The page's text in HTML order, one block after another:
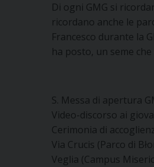
Di ogni GMG si
ricordano anche le
Francesco durante la
ha posto, un seme
S. Messa di apertura
Video-discorso ai
Cerimonia di
Via Crucis (Parco di
Veglia (Campus